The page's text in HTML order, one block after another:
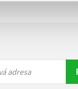
adresa